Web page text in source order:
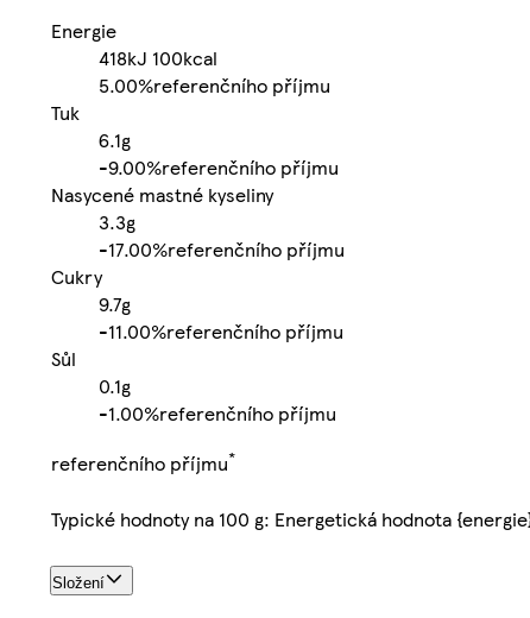
Energie
418kJ 100kcal
5.00%referenčního příjmu
Tuk
6.1g
-9.00%referenčního příjmu
Nasycené mastné kyseliny
3.3g
-17.00%referenčního příjmu
Cukry
9.7g
-11.00%referenčního příjmu
Sůl
0.1g
-1.00%referenčního příjmu
referenčního příjmu*
Typické hodnoty na 100 g: Energetická hodnota
Složení